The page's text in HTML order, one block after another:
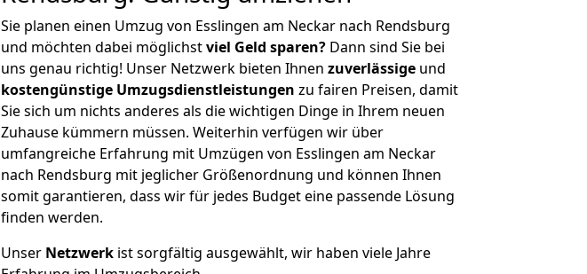
Sie planen einen Umzug von Esslingen am Neckar nach Rendsburg
und möchten dabei möglichstviel Geld sparen? Dann sind Sie bei
uns genau richtig! Unser Netzwerk bieten Ihnen zuverlässige und
kostengünstige Umzugsdienstleistungen zu fairen Preisen, damit
Sie sich um nichts anderes als die wichtigen Dinge in Ihrem neuen
Zuhause kümmern müssen. Weiterhin verfügen wir über
umfangreiche Erfahrung mit Umzügen von Esslingen am Neckar
nach Rendsburg mit jeglicher Größenordnung und können Ihnen
somit garantieren, dass wir für jedes Budget eine passende Lösung
finden werden.
Unser Netzwerk ist sorgfältig ausgewählt, wir haben viele Jahre